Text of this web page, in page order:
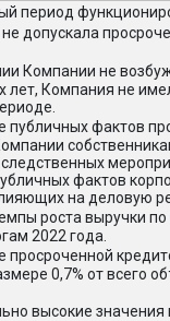
период
допускала
Компании не
лет, Компания не
публичных фактов
фактов
на деловую
роста выручки
2022 года.
просроченной
0,7% от всего
высокие